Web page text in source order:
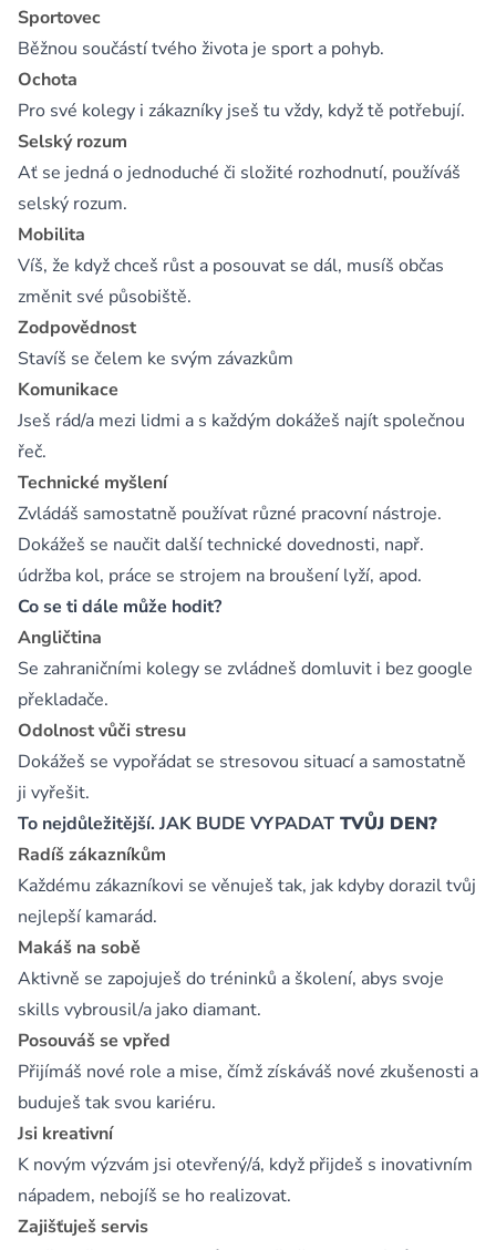
Sportovec
Běžnou součástí tvého života je sport a pohyb.
Ochota
Pro své kolegy i zákazníky jseš tu vždy, když tě potřebují.
Selský rozum
Ať se jedná o jednoduché či složité rozhodnutí, používáš
selský rozum.
Mobilita
Víš, že když chceš růst a posouvat se dál, musíš občas
změnit své působiště.
Zodpovědnost
Stavíš se čelem ke svým závazkům
Komunikace
Jseš rád/a mezi lidmi a s každým dokážeš najít společnou
řeč.
Technické myšlení
Zvládáš samostatně používat různé pracovní nástroje.
Dokážeš se naučit další technické dovednosti, např.
údržba kol, práce se strojem na broušení lyží, apod.
Co se ti dále může hodit?
Angličtina
Se zahraničními kolegy se zvládneš domluvit i bez google
překladače.
Odolnost vůči stresu
Dokážeš se vypořádat se stresovou situací a samostatně
ji vyřešit.
To nejdůležitější. JAK BUDE VYPADAT TVŮJ DEN?
Radíš zákazníkům
Každému zákazníkovi se věnuješ tak, jak kdyby dorazil tvůj
nejlepší kamarád.
Makáš na sobě
Aktivně se zapojuješ do tréninků a školení, abys svoje
skills vybrousil/a jako diamant.
Posouváš se vpřed
Přijímáš nové role a mise, čímž získáváš nové zkušenosti a
buduješ tak svou kariéru.
Jsi kreativní
K novým výzvám jsi otevřený/á, když přijdeš s inovativním
nápadem, nebojíš se ho realizovat.
Zajišťuješ servis